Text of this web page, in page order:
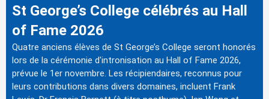
St George’s College célébrés au Hall
of Fame 2026
Quatre anciens élèves de St George’s College seront honorés
lors de la cérémonie d'intronisation au Hall of Fame 2026,
prévue le 1er novembre. Les récipiendaires, reconnus pour
leurs contributions dans divers domaines, incluent Frank